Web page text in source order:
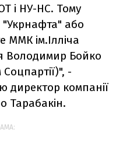
і НУ-НС. Тому
"Укрнафта" або
ММК ім.Ілліча
Володимир Бойко
-
директор компанії
Тарабакін.